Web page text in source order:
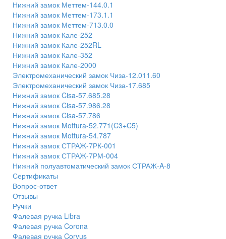
Нижний замок Меттем-144.0.1
Нижний замок Меттем-173.1.1
Нижний замок Меттем-713.0.0
Нижний замок Кале-252
Нижний замок Кале-252RL
Нижний замок Кале-352
Нижний замок Кале-2000
Электромеханический замок Чиза-12.011.60
Электромеханический замок Чиза-17.685
Нижний замок Cisa-57.685.28
Нижний замок Cisa-57.986.28
Нижний замок Cisa-57.786
Нижний замок Mottura-52.771(C3+C5)
Нижний замок Mottura-54.787
Нижний замок СТРАЖ-7РК-001
Нижний замок СТРАЖ-7РМ-004
Нижний полуавтоматический замок СТРАЖ-A-8
Сертификаты
Вопрос-ответ
Отзывы
Ручки
Фалевая ручка Libra
Фалевая ручка Corona
Фалевая ручка Corvus